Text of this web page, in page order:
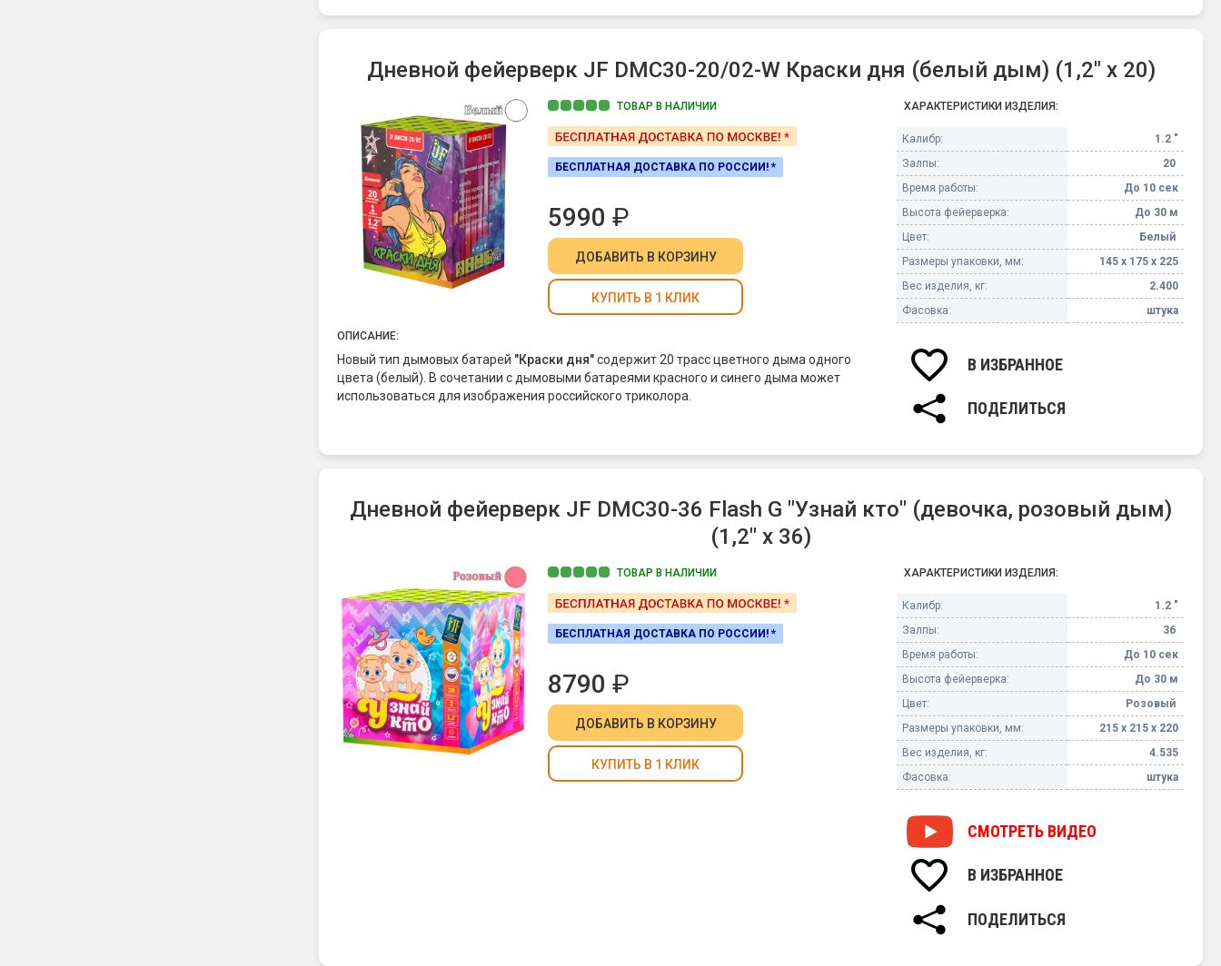
Дневной фейерверк JF DMC30-20/02-W Краски дня (белый дым) (1,2" х 20)
ТОВАР В НАЛИЧИИ
БЕСПЛАТНАЯ ДОСТАВКА ПО РОССИИ! *
5990 ₽
ДОБАВИТЬ В КОРЗИНУ
КУПИТЬ В 1 КЛИК
ОПИСАНИЕ:
Новый тип дымовых батарей "Краски дня"содержит 20 трасс цветного дыма одного
цвета (белый). В сочетании с дымовыми батареями красного и синего дыма может
использоваться для изображения российского триколора.
ХАРАКТЕРИСТИКИ ИЗДЕЛИЯ:
Калибр:
1.2 "
Залпы:
20
Время работы:
До 10 сек
Высота фейерверка:
До 30 м
Цвет:
Белый
Размеры упаковки, мм:
145 х 175 х 225
Вес изделия, кг:
2.400
Фасовка:
штука
В ИЗБРАННОЕ
ПОДЕЛИТЬСЯ
Дневной фейерверк JF DMC30-36 Flash G "Узнай кто" (девочка, розовый дым)
(1,2" х 36)
ТОВАР В НАЛИЧИИ
БЕСПЛАТНАЯ ДОСТАВКА ПО РОССИИ! *
8790 ₽
ДОБАВИТЬ В КОРЗИНУ
КУПИТЬ В 1 КЛИК
ХАРАКТЕРИСТИКИ ИЗДЕЛИЯ:
Калибр:
1.2 "
Залпы:
36
Время работы:
До 10 сек
Высота фейерверка:
До 30 м
Цвет:
Розовый
Размеры упаковки, мм:
215 х 215 х 220
Вес изделия, кг:
4.535
Фасовка:
штука
СМОТРЕТЬ ВИДЕО
В ИЗБРАННОЕ
ПОДЕЛИТЬСЯ